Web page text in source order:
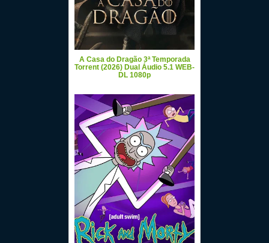
A Casa do Dragão 3ª Temporada
Torrent (2026) Dual Áudio 5.1 WEB-
DL 1080p